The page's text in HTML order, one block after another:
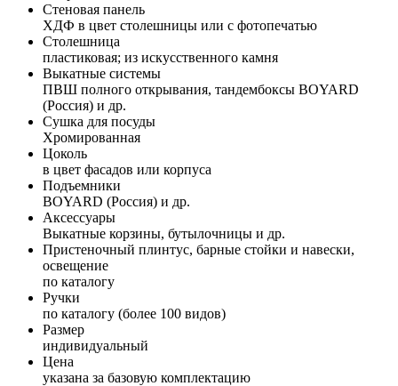
Стеновая панель
ХДФ в цвет столешницы или с фотопечатью
Столешница
пластиковая; из искусственного камня
Выкатные системы
ПВШ полного открывания, тандембоксы BOYARD
(Россия) и др.
Сушка для посуды
Хромированная
Цоколь
в цвет фасадов или корпуса
Подъемники
BOYARD (Россия) и др.
Аксессуары
Выкатные корзины, бутылочницы и др.
Пристеночный плинтус, барные стойки и навески,
освещение
по каталогу
Ручки
по каталогу (более 100 видов)
Размер
индивидуальный
Цена
указана за базовую комплектацию